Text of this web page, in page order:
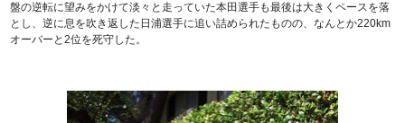
盤の逆転に望みをかけて淡々と走っていた本田選手も最後は大きくペースを落
とし、逆に息を吹き返した日浦選手に追い詰められたものの、なんとか220km
オーバーと2位を死守した。